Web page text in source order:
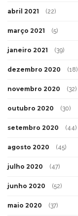
abril 2021 (22)
março 2021 (5)
janeiro 2021 (39)
dezembro 2020 (18)
novembro 2020 (32)
outubro 2020 (30)
setembro 2020 (44)
agosto 2020 (45)
julho 2020 (47)
junho 2020 (52)
maio 2020 (37)